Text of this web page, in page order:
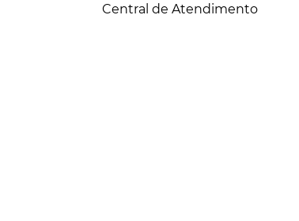
Central de Atendimento